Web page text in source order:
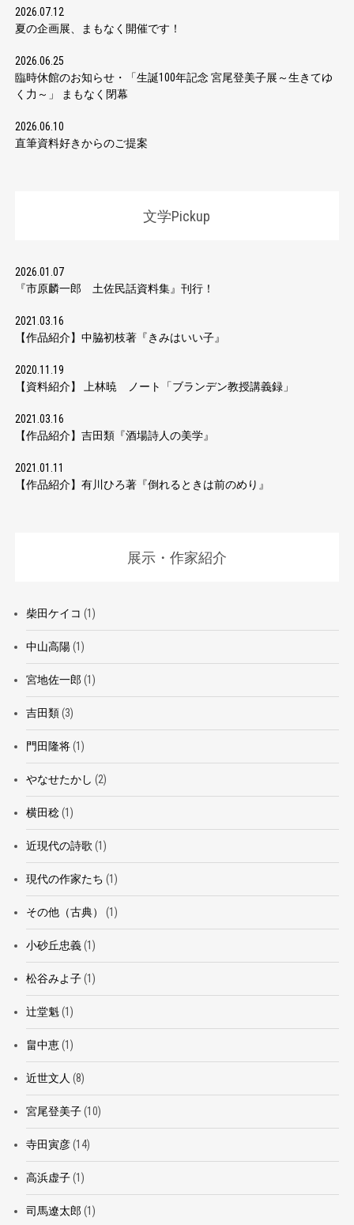
2026.07.12
夏の企画展、まもなく開催です！
2026.06.25
臨時休館のお知らせ・「生誕100年記念 宮尾登美子展～生きてゆ
く力～」 まもなく閉幕
2026.06.10
直筆資料好きからのご提案
文学Pickup
2026.01.07
『市原麟一郎 土佐民話資料集』刊行！
2021.03.16
【作品紹介】中脇初枝著『きみはいい子』
2020.11.19
【資料紹介】 上林暁 ノート「ブランデン教授講義録」
2021.03.16
【作品紹介】吉田類『酒場詩人の美学』
2021.01.11
【作品紹介】有川ひろ著『倒れるときは前のめり』
展示・作家紹介
柴田ケイコ (1)
中山高陽(1)
宮地佐一郎 (1)
吉田類(3)
門田隆将(1)
やなせたかし (2)
横田稔(1)
近現代の詩歌 (1)
現代の作家たち (1)
その他（古典） (1)
小砂丘忠義(1)
松谷みよ子(1)
辻堂魁(1)
畠中恵(1)
近世文人 (8)
宮尾登美子(10)
寺田寅彦(14)
高浜虚子(1)
司馬遼太郎 (1)